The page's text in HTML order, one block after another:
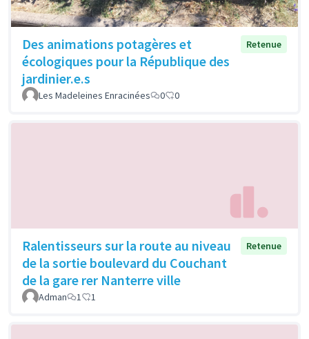
Des animations potagères et
écologiques pour la République des
jardinier.e.s
Retenue
Les Madeleines Enracinées 0 0
Ralentisseurs sur la route au niveau
de la sortie boulevard du Couchant
de la gare rer Nanterre ville
Retenue
Adman 1 1